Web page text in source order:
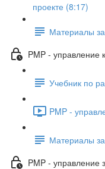
проекте (8:17)
Материалы
PMP - управление
Учебник по
PMP -
Материалы
PMP - управление